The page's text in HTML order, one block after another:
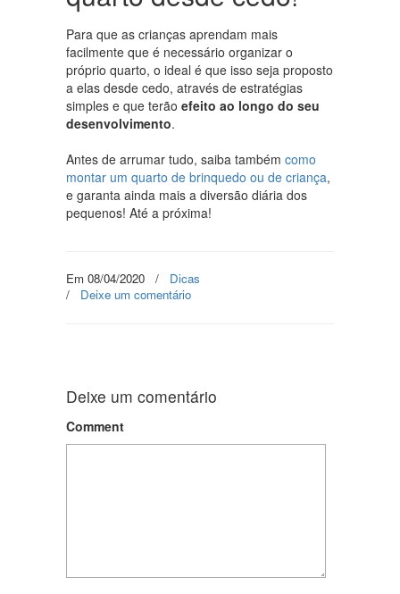
Para que as crianças aprendam mais
facilmente que é necessário organizar o
próprio quarto, o ideal é que isso seja proposto
a elas desde cedo, através de estratégias
simples e que terão efeito ao longo do seu
desenvolvimento.
Antes de arrumar tudo, saiba também como
montar um quarto de brinquedo ou de criança,
e garanta ainda mais a diversão diária dos
pequenos! Até a próxima!
Em 08/04/2020 /
Dicas
/ Deixe um comentário
Deixe um comentário
Comment